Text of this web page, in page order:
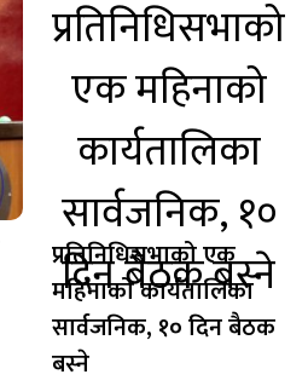
प्रतिनिधिसभाको एक
महिनाको कार्यतालिका
सार्वजनिक, १० दिन बैठक
बस्ने